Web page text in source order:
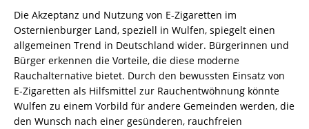
Die Akzeptanz und Nutzung von E-Zigaretten im
Osternienburger Land, speziell in Wulfen, spiegelt einen
allgemeinen Trend in Deutschland wider. Bürgerinnen und
Bürger erkennen die Vorteile, die diese moderne
Rauchalternative bietet. Durch den bewussten Einsatz von
E-Zigaretten als Hilfsmittel zur Rauchentwöhnung könnte
Wulfen zu einem Vorbild für andere Gemeinden werden, die
den Wunsch nach einer gesünderen, rauchfreien